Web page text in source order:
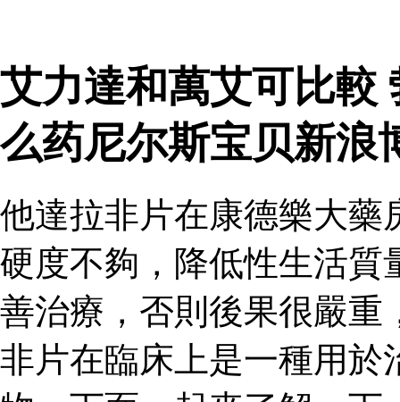
艾力達和萬艾可比較
么药尼尔斯宝贝新浪
他達拉非片在康德樂大藥
硬度不夠，降低性生活質
善治療，否則後果很嚴重
非片在臨床上是一種用於